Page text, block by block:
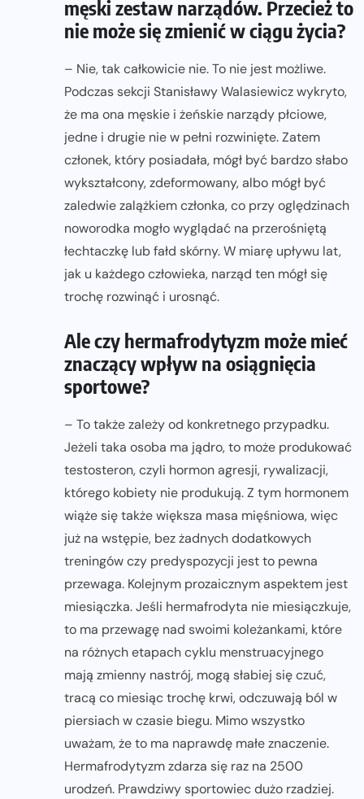
męski zestaw narządów. Przecież to
nie może się zmienić w ciągu życia?
– Nie, tak całkowicie nie. To nie jest możliwe.
Podczas sekcji Stanisławy Walasiewicz wykryto,
że ma ona męskie i żeńskie narządy płciowe,
jedne i drugie nie w pełni rozwinięte. Zatem
członek, który posiadała, mógł być bardzo słabo
wykształcony, zdeformowany, albo mógł być
zaledwie zalążkiem członka, co przy oględzinach
noworodka mogło wyglądać na przerośniętą
łechtaczkę lub fałd skórny. W miarę upływu lat,
jak u każdego człowieka, narząd ten mógł się
trochę rozwinąć i urosnąć.
Ale czy hermafrodytyzm może mieć
znaczący wpływ na osiągnięcia
sportowe?
– To także zależy od konkretnego przypadku.
Jeżeli taka osoba ma jądro, to może produkować
testosteron, czyli hormon agresji, rywalizacji,
którego kobiety nie produkują. Z tym hormonem
wiąże się także większa masa mięśniowa, więc
już na wstępie, bez żadnych dodatkowych
treningów czy predyspozycji jest to pewna
przewaga. Kolejnym prozaicznym aspektem jest
miesiączka. Jeśli hermafrodyta nie miesiączkuje,
to ma przewagę nad swoimi koleżankami, które
na różnych etapach cyklu menstruacyjnego
mają zmienny nastrój, mogą słabiej się czuć,
tracą co miesiąc trochę krwi, odczuwają ból w
piersiach w czasie biegu. Mimo wszystko
uważam, że to ma naprawdę małe znaczenie.
Hermafrodytyzm zdarza się raz na 2500
urodzeń. Prawdziwy sportowiec dużo rzadziej.